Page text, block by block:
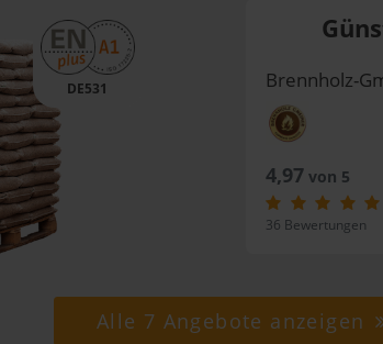
DE531 Brennholz-
4,97von 5
36 Bewertungen
Alle 7 Angebote anzeigen